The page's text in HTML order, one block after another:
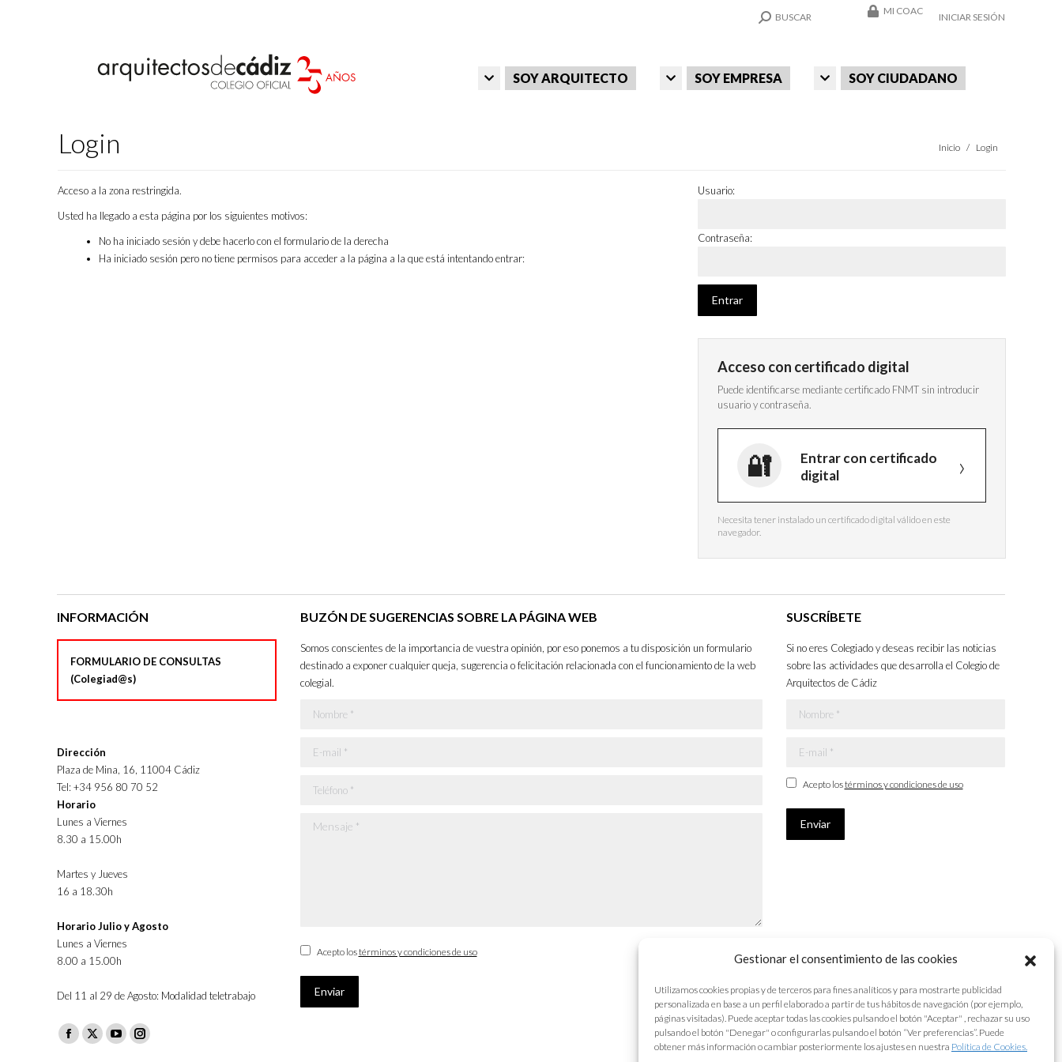
Gestionar el consentimiento de las cookies
Utilizamos cookies propias y de terceros para fines analíticos y para mostrarte publicidad
personalizada en base a un perfil elaborado a partir de tus hábitos de navegación (por ejemplo,
páginas visitadas). Puede aceptar todas las cookies pulsando el botón "Aceptar" , rechazar su uso
pulsando el botón "Denegar" o configurarlas pulsando el botón “Ver preferencias”. Puede
obtener más información o cambiar posteriormente los ajustes en nuestra Política de Cookies.
SEARCH:
BUSCAR
MI COAC
INICIAR SESIÓN
SOY ARQUITECTO SOY EMPRESA SOY CIUDADANO
Login Estás aquí:
Inicio Login
Acceso a la zona restringida.
Usted ha llegado a esta página por los siguientes motivos:
No ha iniciado sesión y debe hacerlo con el formulario de la derecha
Ha iniciado sesión pero no tiene permisos para acceder a la página a la que está intentando entrar:
Usuario:
Contraseña:
Acceso con certificado digital
Puede identificarse mediante certificado FNMT sin introducir
usuario y contraseña.
Entrar con certificado
digital
Necesita tener instalado un certificado digital válido en este
navegador.
INFORMACIÓN
FORMULARIO DE CONSULTAS
(Colegiad@s)
Dirección
Plaza de Mina, 16, 11004 Cádiz
Tel: +34 956 80 70 52
Horario
Lunes a Viernes
8.30 a 15.00h
Martes y Jueves
16 a 18.30h
Horario Julio y Agosto
Lunes a Viernes
8.00 a 15.00h
Del 11 al 29 de Agosto: Modalidad teletrabajo
Facebook
X
YouTubeInstagram
BUZÓN DE SUGERENCIAS SOBRE LA PÁGINA WEB
Somos conscientes de la importancia de vuestra opinión, por eso ponemos a tu disposición un formulario
destinado a exponer cualquier queja, sugerencia o felicitación relacionada con el funcionamiento de la web
colegial.
Nombre *
E-mail *
Teléfono *
Mensaje *
Acepto lostérminos y condiciones de uso
Enviar
SUSCRÍBETE
Si no eres Colegiado y deseas recibir las noticias
sobre las actividades que desarrolla el Colegio de
Arquitectos de Cádiz
Nombre *
E-mail *
Acepto lostérminos y condiciones de uso
Enviar